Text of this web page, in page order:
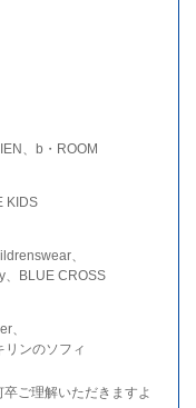
、b・ROOM
KIDS
、
、BLUE CROSS
、
ンのソフィ
ご理解いただきますよ